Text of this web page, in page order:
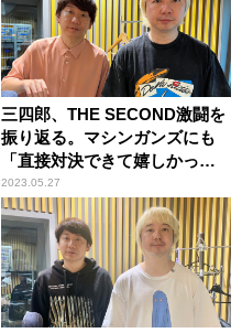
三四郎、THE SECOND激闘を
振り返る。マシンガンズにも
「直接対決できて嬉しかっ
た」
2023.05.27